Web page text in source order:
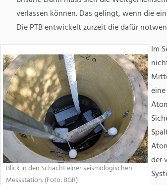
verlassen können. Das gelingt, wenn die
Die PTB entwickelt zurzeit die dafür
Blick in den Schacht einer seismologischen
Messstation. (Foto: BGR)
Im
der